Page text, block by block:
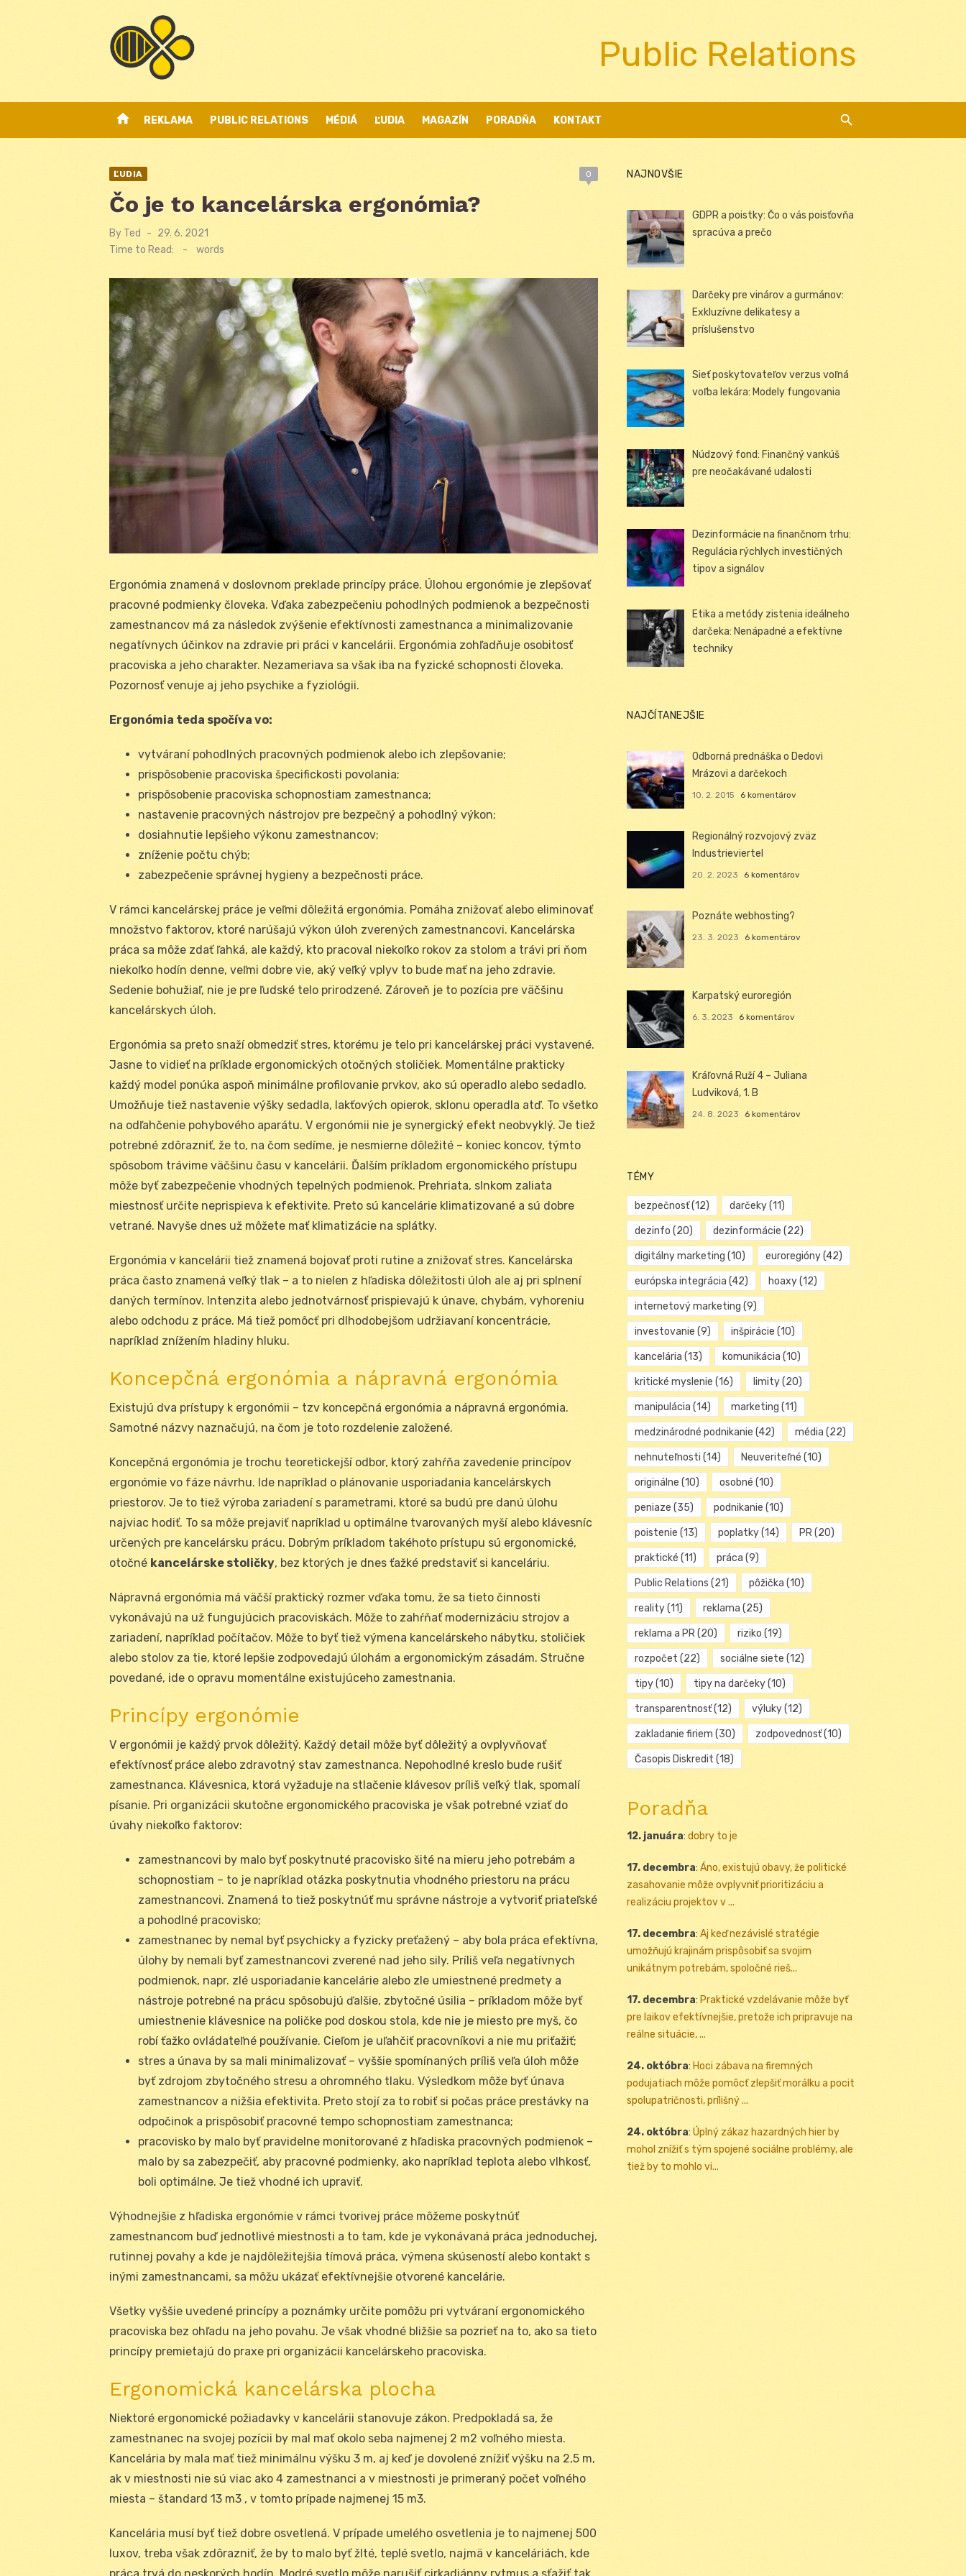
Public Relations
home REKLAMA PUBLIC RELATIONS MÉDIÁ ĽUDIA MAGAZÍN PORADŇA KONTAKT
ĽUDIA 0
Čo je to kancelárska ergonómia?
By Ted
Posted
on
29. 6. 2021
Time to Read:
- words
Ergonómia znamená v doslovnom preklade princípy práce. Úlohou ergonómie je zlepšovať
pracovné podmienky človeka. Vďaka zabezpečeniu pohodlných podmienok a bezpečnosti
zamestnancov má za následok zvýšenie efektívnosti zamestnanca a minimalizovanie
negatívnych účinkov na zdravie pri práci v kancelárii. Ergonómia zohľadňuje osobitosť
pracoviska a jeho charakter. Nezameriava sa však iba na fyzické schopnosti človeka.
Pozornosť venuje aj jeho psychike a fyziológii.
Ergonómia teda spočíva vo:
vytváraní pohodlných pracovných podmienok alebo ich zlepšovanie;
prispôsobenie pracoviska špecifickosti povolania;
prispôsobenie pracoviska schopnostiam zamestnanca;
nastavenie pracovných nástrojov pre bezpečný a pohodlný výkon;
dosiahnutie lepšieho výkonu zamestnancov;
zníženie počtu chýb;
zabezpečenie správnej hygieny a bezpečnosti práce.
V rámci kancelárskej práce je veľmi dôležitá ergonómia. Pomáha znižovať alebo eliminovať
množstvo faktorov, ktoré narúšajú výkon úloh zverených zamestnancovi. Kancelárska
práca sa môže zdať ľahká, ale každý, kto pracoval niekoľko rokov za stolom a trávi pri ňom
niekoľko hodín denne, veľmi dobre vie, aký veľký vplyv to bude mať na jeho zdravie.
Sedenie bohužiaľ, nie je pre ľudské telo prirodzené. Zároveň je to pozícia pre väčšinu
kancelárskych úloh.
Ergonómia sa preto snaží obmedziť stres, ktorému je telo pri kancelárskej práci vystavené.
Jasne to vidieť na príklade ergonomických otočných stoličiek. Momentálne prakticky
každý model ponúka aspoň minimálne profilovanie prvkov, ako sú operadlo alebo sedadlo.
Umožňuje tiež nastavenie výšky sedadla, lakťových opierok, sklonu operadla atď. To všetko
na odľahčenie pohybového aparátu. V ergonómii nie je synergický efekt neobvyklý. Je tiež
potrebné zdôrazniť, že to, na čom sedíme, je nesmierne dôležité – koniec koncov, týmto
spôsobom trávime väčšinu času v kancelárii. Ďalším príkladom ergonomického prístupu
môže byť zabezpečenie vhodných tepelných podmienok. Prehriata, slnkom zaliata
miestnosť určite neprispieva k efektivite. Preto sú kancelárie klimatizované a sú dobre
vetrané. Navyše dnes už môžete mať klimatizácie na splátky.
Ergonómia v kancelárii tiež znamená bojovať proti rutine a znižovať stres. Kancelárska
práca často znamená veľký tlak – a to nielen z hľadiska dôležitosti úloh ale aj pri splnení
daných termínov. Intenzita alebo jednotvárnosť prispievajú k únave, chybám, vyhoreniu
alebo odchodu z práce. Má tiež pomôcť pri dlhodobejšom udržiavaní koncentrácie,
napríklad znížením hladiny hluku.
Koncepčná ergonómia a nápravná ergonómia
Existujú dva prístupy k ergonómii – tzv koncepčná ergonómia a nápravná ergonómia.
Samotné názvy naznačujú, na čom je toto rozdelenie založené.
Koncepčná ergonómia je trochu teoretickejší odbor, ktorý zahŕňa zavedenie princípov
ergonómie vo fáze návrhu. Ide napríklad o plánovanie usporiadania kancelárskych
priestorov. Je to tiež výroba zariadení s parametrami, ktoré sa budú pre danú úlohu
najviac hodiť. To sa môže prejaviť napríklad u optimálne tvarovaných myší alebo klávesníc
určených pre kancelársku prácu. Dobrým príkladom takéhoto prístupu sú ergonomické,
otočné kancelárske stoličky, bez ktorých je dnes ťažké predstaviť si kanceláriu.
Nápravná ergonómia má väčší praktický rozmer vďaka tomu, že sa tieto činnosti
vykonávajú na už fungujúcich pracoviskách. Môže to zahŕňať modernizáciu strojov a
zariadení, napríklad počítačov. Môže to byť tiež výmena kancelárskeho nábytku, stoličiek
alebo stolov za tie, ktoré lepšie zodpovedajú úlohám a ergonomickým zásadám. Stručne
povedané, ide o opravu momentálne existujúceho zamestnania.
Princípy ergonómie
V ergonómii je každý prvok dôležitý. Každý detail môže byť dôležitý a ovplyvňovať
efektívnosť práce alebo zdravotný stav zamestnanca. Nepohodlné kreslo bude rušiť
zamestnanca. Klávesnica, ktorá vyžaduje na stlačenie klávesov príliš veľký tlak, spomalí
písanie. Pri organizácii skutočne ergonomického pracoviska je však potrebné vziať do
úvahy niekoľko faktorov:
zamestnancovi by malo byť poskytnuté pracovisko šité na mieru jeho potrebám a
schopnostiam – to je napríklad otázka poskytnutia vhodného priestoru na prácu
zamestnancovi. Znamená to tiež poskytnúť mu správne nástroje a vytvoriť priateľské
a pohodlné pracovisko;
zamestnanec by nemal byť psychicky a fyzicky preťažený – aby bola práca efektívna,
úlohy by nemali byť zamestnancovi zverené nad jeho sily. Príliš veľa negatívnych
podmienok, napr. zlé usporiadanie kancelárie alebo zle umiestnené predmety a
nástroje potrebné na prácu spôsobujú ďalšie, zbytočné úsilia – príkladom môže byť
umiestnenie klávesnice na poličke pod doskou stola, kde nie je miesto pre myš, čo
robí ťažko ovládateľné používanie. Cieľom je uľahčiť pracovníkovi a nie mu priťažiť;
stres a únava by sa mali minimalizovať – ​​vyššie spomínaných príliš veľa úloh môže
byť zdrojom zbytočného stresu a ohromného tlaku. Výsledkom môže byť únava
zamestnancov a nižšia efektivita. Preto stojí za to robiť si počas práce prestávky na
odpočinok a prispôsobiť pracovné tempo schopnostiam zamestnanca;
pracovisko by malo byť pravidelne monitorované z hľadiska pracovných podmienok –
malo by sa zabezpečiť, aby pracovné podmienky, ako napríklad teplota alebo vlhkosť,
boli optimálne. Je tiež vhodné ich upraviť.
Výhodnejšie z hľadiska ergonómie v rámci tvorivej práce môžeme poskytnúť
zamestnancom buď jednotlivé miestnosti a to tam, kde je vykonávaná práca jednoduchej,
rutinnej povahy a kde je najdôležitejšia tímová práca, výmena skúseností alebo kontakt s
inými zamestnancami, sa môžu ukázať efektívnejšie otvorené kancelárie.
Všetky vyššie uvedené princípy a poznámky určite pomôžu pri vytváraní ergonomického
pracoviska bez ohľadu na jeho povahu. Je však vhodné bližšie sa pozrieť na to, ako sa tieto
princípy premietajú do praxe pri organizácii kancelárskeho pracoviska.
Ergonomická kancelárska plocha
Niektoré ergonomické požiadavky v kancelárii stanovuje zákon. Predpokladá sa, že
zamestnanec na svojej pozícii by mal mať okolo seba najmenej 2 m2 voľného miesta.
Kancelária by mala mať tiež minimálnu výšku 3 m, aj keď je dovolené znížiť výšku na 2,5 m,
ak v miestnosti nie sú viac ako 4 zamestnanci a v miestnosti je primeraný počet voľného
miesta – štandard 13 m3 , v tomto prípade najmenej 15 m3.
Kancelária musí byť tiež dobre osvetlená. V prípade umelého osvetlenia je to najmenej 500
luxov, treba však zdôrazniť, že by to malo byť žlté, teplé svetlo, najmä v kanceláriách, kde
práca trvá do neskorých hodín. Modré svetlo môže narušiť cirkadiánny rytmus a sťažiť tak
NAJNOVŠIE
GDPR a poistky: Čo o vás poisťovňa
spracúva a prečo
Darčeky pre vinárov a gurmánov:
Exkluzívne delikatesy a
príslušenstvo
Sieť poskytovateľov verzus voľná
voľba lekára: Modely fungovania
Núdzový fond: Finančný vankúš
pre neočakávané udalosti
Dezinformácie na finančnom trhu:
Regulácia rýchlych investičných
tipov a signálov
Etika a metódy zistenia ideálneho
darčeka: Nenápadné a efektívne
techniky
NAJČÍTANEJŠIE
Odborná prednáška o Dedovi
Mrázovi a darčekoch
10. 2. 2015 6 komentárov
Regionálný rozvojový zväz
Industrieviertel
20. 2. 2023 6 komentárov
Poznáte webhosting?
23. 3. 2023 6 komentárov
Karpatský euroregión
6. 3. 2023 6 komentárov
Kráľovná Ruží 4 – Juliana
Ludviková, 1. B
24. 8. 2023 6 komentárov
TÉMY
bezpečnosť(12) darčeky(11)
dezinfo (20) dezinformácie (22)
digitálny marketing (10) euroregióny(42)
európska integrácia (42) hoaxy(12)
internetový marketing (9)
investovanie (9) inšpirácie (10)
kancelária (13) komunikácia (10)
kritické myslenie (16) limity(20)
manipulácia (14) marketing (11)
medzinárodné podnikanie (42) média (22)
nehnuteľnosti (14) Neuveriteľné (10)
originálne (10) osobné (10)
peniaze (35) podnikanie (10)
poistenie (13) poplatky(14) PR(20)
praktické (11) práca (9)
Public Relations (21) pôžička (10)
reality(11) reklama (25)
reklama a PR(20) riziko (19)
rozpočet (22) sociálne siete (12)
tipy(10) tipy na darčeky(10)
transparentnosť(12) výluky(12)
zakladanie firiem (30) zodpovednosť(10)
Časopis Diskredit (18)
Poradňa
12. januára: dobry to je
17. decembra: Áno, existujú obavy, že politické
zasahovanie môže ovplyvniť prioritizáciu a
realizáciu projektov v ...
17. decembra: Aj keď nezávislé stratégie
umožňujú krajinám prispôsobiť sa svojim
unikátnym potrebám, spoločné rieš...
17. decembra: Praktické vzdelávanie môže byť
pre laikov efektívnejšie, pretože ich pripravuje na
reálne situácie, ...
24. októbra: Hoci zábava na firemných
podujatiach môže pomôcť zlepšiť morálku a pocit
spolupatričnosti, prílišný ...
24. októbra: Úplný zákaz hazardných hier by
mohol znížiť s tým spojené sociálne problémy, ale
tiež by to mohlo vi...